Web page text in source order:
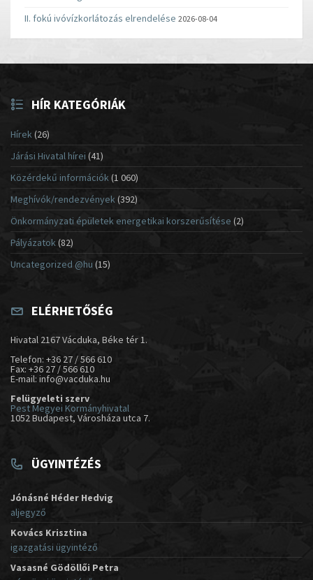
II. fokú ivóvízkorlátozás elrendelése 2026-08-04
HÍR KATEGÓRIÁK
Hírek(26)
Járási Hivatal hírei (41)
Közérdekű információk(1 060)
Meghívók/rendezvények (392)
Önkormányzati épületek energetikai korszerűsítése (2)
Pályázatok (82)
Uncategorized @hu (15)
ELÉRHETŐSÉG
Hivatal 2167 Vácduka, Béke tér 1.
Telefon: +36 27 / 566 610
Fax: +36 27 / 566 610
E-mail: info@vacduka.hu
Felügyeleti szerv
Pest Megyei Kormányhivatal
1052 Budapest, Városháza utca 7.
ÜGYINTÉZÉS
Jónásné Héder Hedvig
aljegyző
Kovács Krisztina
igazgatási ügyintéző
Vasasné Gödöllői Petra